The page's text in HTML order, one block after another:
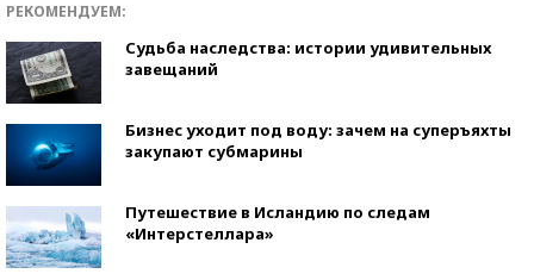
РЕКОМЕНДУЕМ:
Судьба наследства: истории удивительных
завещаний
Бизнес уходит под воду: зачем на суперъяхты
закупают субмарины
Путешествие в Исландию по следам
«Интерстеллара»